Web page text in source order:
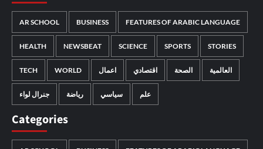
AR SCHOOL BUSINESS FEATURES OF ARABIC LANGUAGE
HEALTH NEWSBEAT SCIENCE SPORTS STORIES
TECH WORLD اعمال اقتصادي الصحة العالمية
جنرال لواء رياضة سياسي علم
Categories